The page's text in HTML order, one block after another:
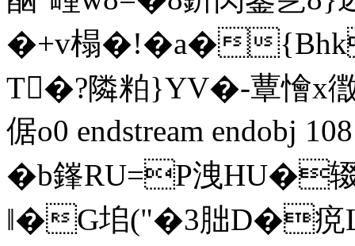
�+v榻�!�a�
T�?隣粕}YV�-蕈懀x徾
倨o0 endstream endobj
�b鎽RU=P洩HU�
‖�G垖("�3胐D�痥